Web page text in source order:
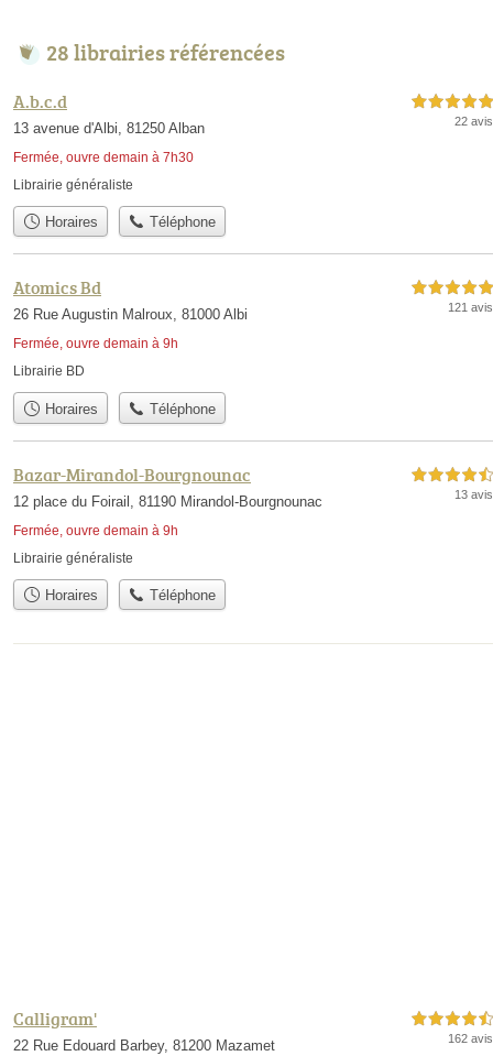
28 librairies référencées
A.b.c.d
13 avenue d'Albi, 81250 Alban
Fermée, ouvre demain à 7h30
5,0 étoiles sur 5
22 avis
Librairie généraliste
Horaires Téléphone
Atomics Bd
26 Rue Augustin Malroux, 81000 Albi
Fermée, ouvre demain à 9h
5,0 étoiles sur 5
121 avis
Librairie BD
Horaires Téléphone
Bazar-Mirandol-Bourgnounac
12 place du Foirail, 81190 Mirandol-Bourgnounac
Fermée, ouvre demain à 9h
4,5 étoiles sur 5
13 avis
Librairie généraliste
Horaires Téléphone
Calligram'
22 Rue Edouard Barbey, 81200 Mazamet
4,5 étoiles sur 5
162 avis